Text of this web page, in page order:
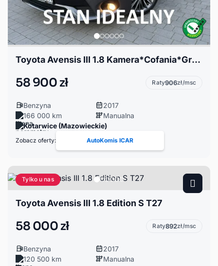
Toyota Avensis III 1.8 Kamera*Cofania*Grzane*Fotele*Serwis*ASO*Tempomat*Zarejestrowana
58 900 zł Raty906zł/msc
Benzyna
2017
166 000 km
Manualna
Kotarwice (Mazowieckie)
Zobacz oferty: AutoKomis ICAR
Tylko u nas
Toyota Avensis III 1.8 Edition S T27
58 000 zł Raty892zł/msc
Benzyna
2017
120 500 km
Manualna